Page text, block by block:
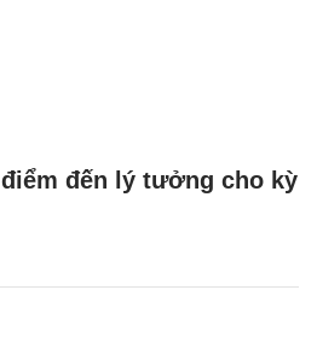
điểm đến lý tưởng cho kỳ